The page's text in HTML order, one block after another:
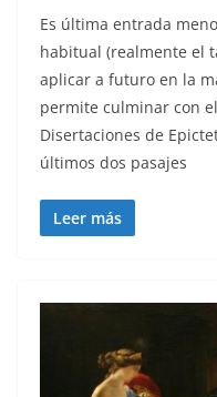
Es última entrada
habitual (realmente el
aplicar a futuro en la
permite culminar con
Disertaciones de
últimos dos pasajes
Leer más